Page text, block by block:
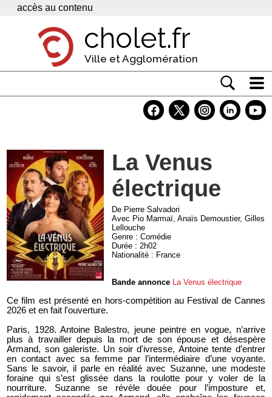
Panneau de gestion des cookies
accès au contenu
cholet.fr
Ville et Agglomération
Economie
Services
Contacts
La Venus
électrique
De Pierre Salvadori
Avec Pio Marmaï, Anaïs Demoustier, Gilles
Lellouche
Genre : Comédie
Durée : 2h02
Nationalité : France
Bande annonce La Venus électrique
Ce film est présenté en hors-compétition au Festival de Cannes
2026 et en fait l'ouverture.
Paris, 1928. Antoine Balestro, jeune peintre en vogue, n’arrive
plus à travailler depuis la mort de son épouse et désespère
Armand, son galeriste. Un soir d'ivresse, Antoine tente d’entrer
en contact avec sa femme par l’intermédiaire d’une voyante.
Sans le savoir, il parle en réalité avec Suzanne, une modeste
foraine qui s’est glissée dans la roulotte pour y voler de la
nourriture. Suzanne se révèle douée pour l’imposture et,